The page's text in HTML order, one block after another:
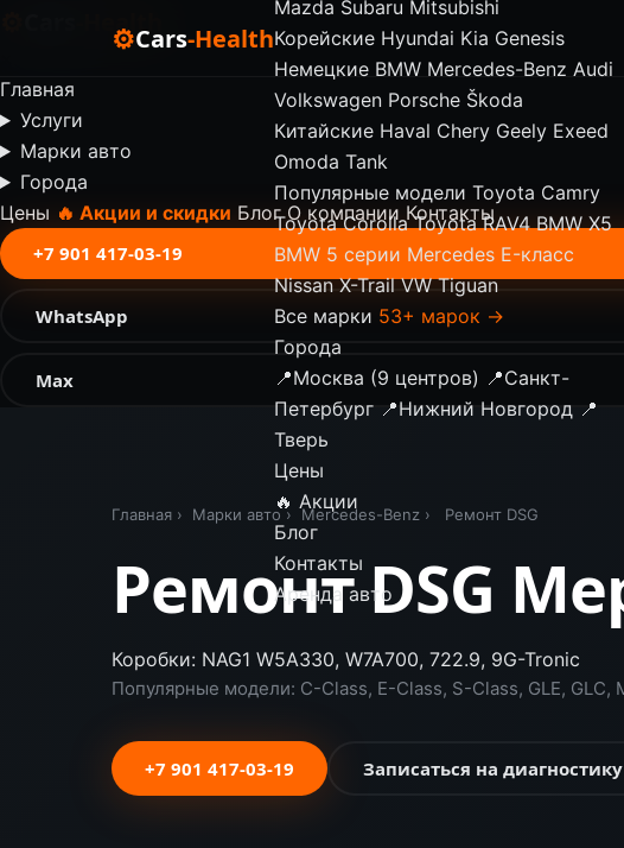
⚙Cars-Health
Mazda Subaru Mitsubishi
Корейские Hyundai Kia Genesis
Немецкие BMW Mercedes-Benz Audi
Volkswagen Porsche Škoda
Китайские Haval Chery Geely Exeed
Omoda Tank
Популярные модели Toyota Camry
Toyota Corolla Toyota RAV4 BMW X5
BMW 5 серии Mercedes E-класс
Nissan X-Trail VW Tiguan
Все марки 53+ марок →
Города
📍Москва (9 центров) 📍Санкт-
Петербург 📍Нижний Новгород 📍
Тверь
Цены
🔥 Акции
Блог
Контакты
Аренда авто
-Health
Главная
Услуги
Марки авто
Города
Цены 🔥 Акции и скидки Блог О компании Контакты
+7 901 417-03-19
WhatsApp
Max
Главная › Марки авто › Mercedes-Benz › Ремонт DSG
Ремонт DSG
Коробки: NAG1 W5A330, W7A700, 722.9, 9G-Tronic
Популярные модели: C-Class, E-Class, S-Class, GLE, GLC,
+7 901 417-03-19 Записаться на диагностику